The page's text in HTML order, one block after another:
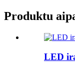
Produktu
LED